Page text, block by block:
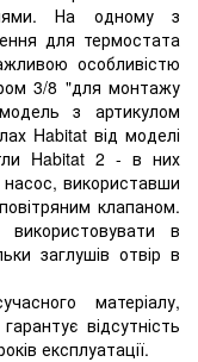
На одному з
для термостата
особливістю
3/8 "для монтажу
з артикулом
Habitat від моделі
Habitat 2 - в них
насос, використавши
клапаном.
в
заглушів отвір в
матеріалу,
відсутність
експлуатації.